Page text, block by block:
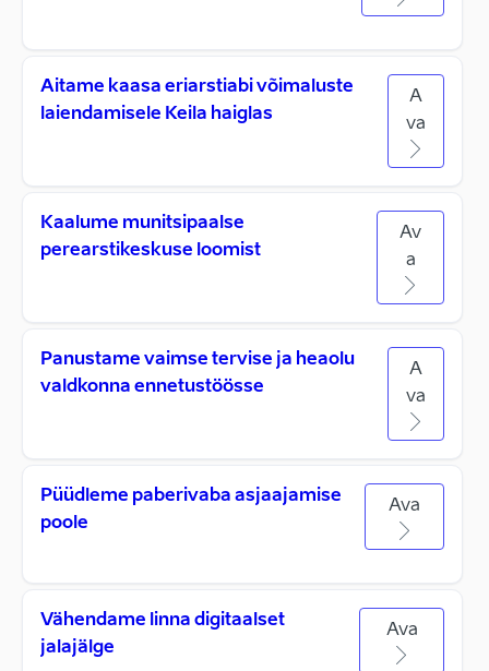
Aitame kaasa eriarstiabi võimaluste
laiendamisele Keila haiglas
A
va
Kaalume munitsipaalse
perearstikeskuse loomist
Av
a
Panustame vaimse tervise ja heaolu
valdkonna ennetustöösse
A
va
Püüdleme paberivaba asjaajamise
poole
Ava
Vähendame linna digitaalset
jalajälge
Ava